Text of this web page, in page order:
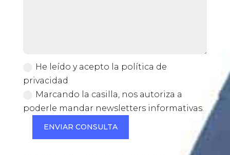
He leído y acepto la política de
privacidad
Marcando la casilla, nos autoriza a
poderle mandar newsletters informativas.
ENVIAR CONSULTA